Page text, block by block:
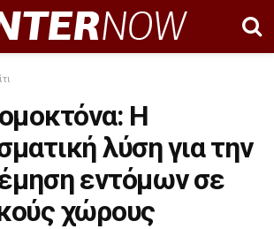
Η
λύση για την
εντόμων σε
χώρους